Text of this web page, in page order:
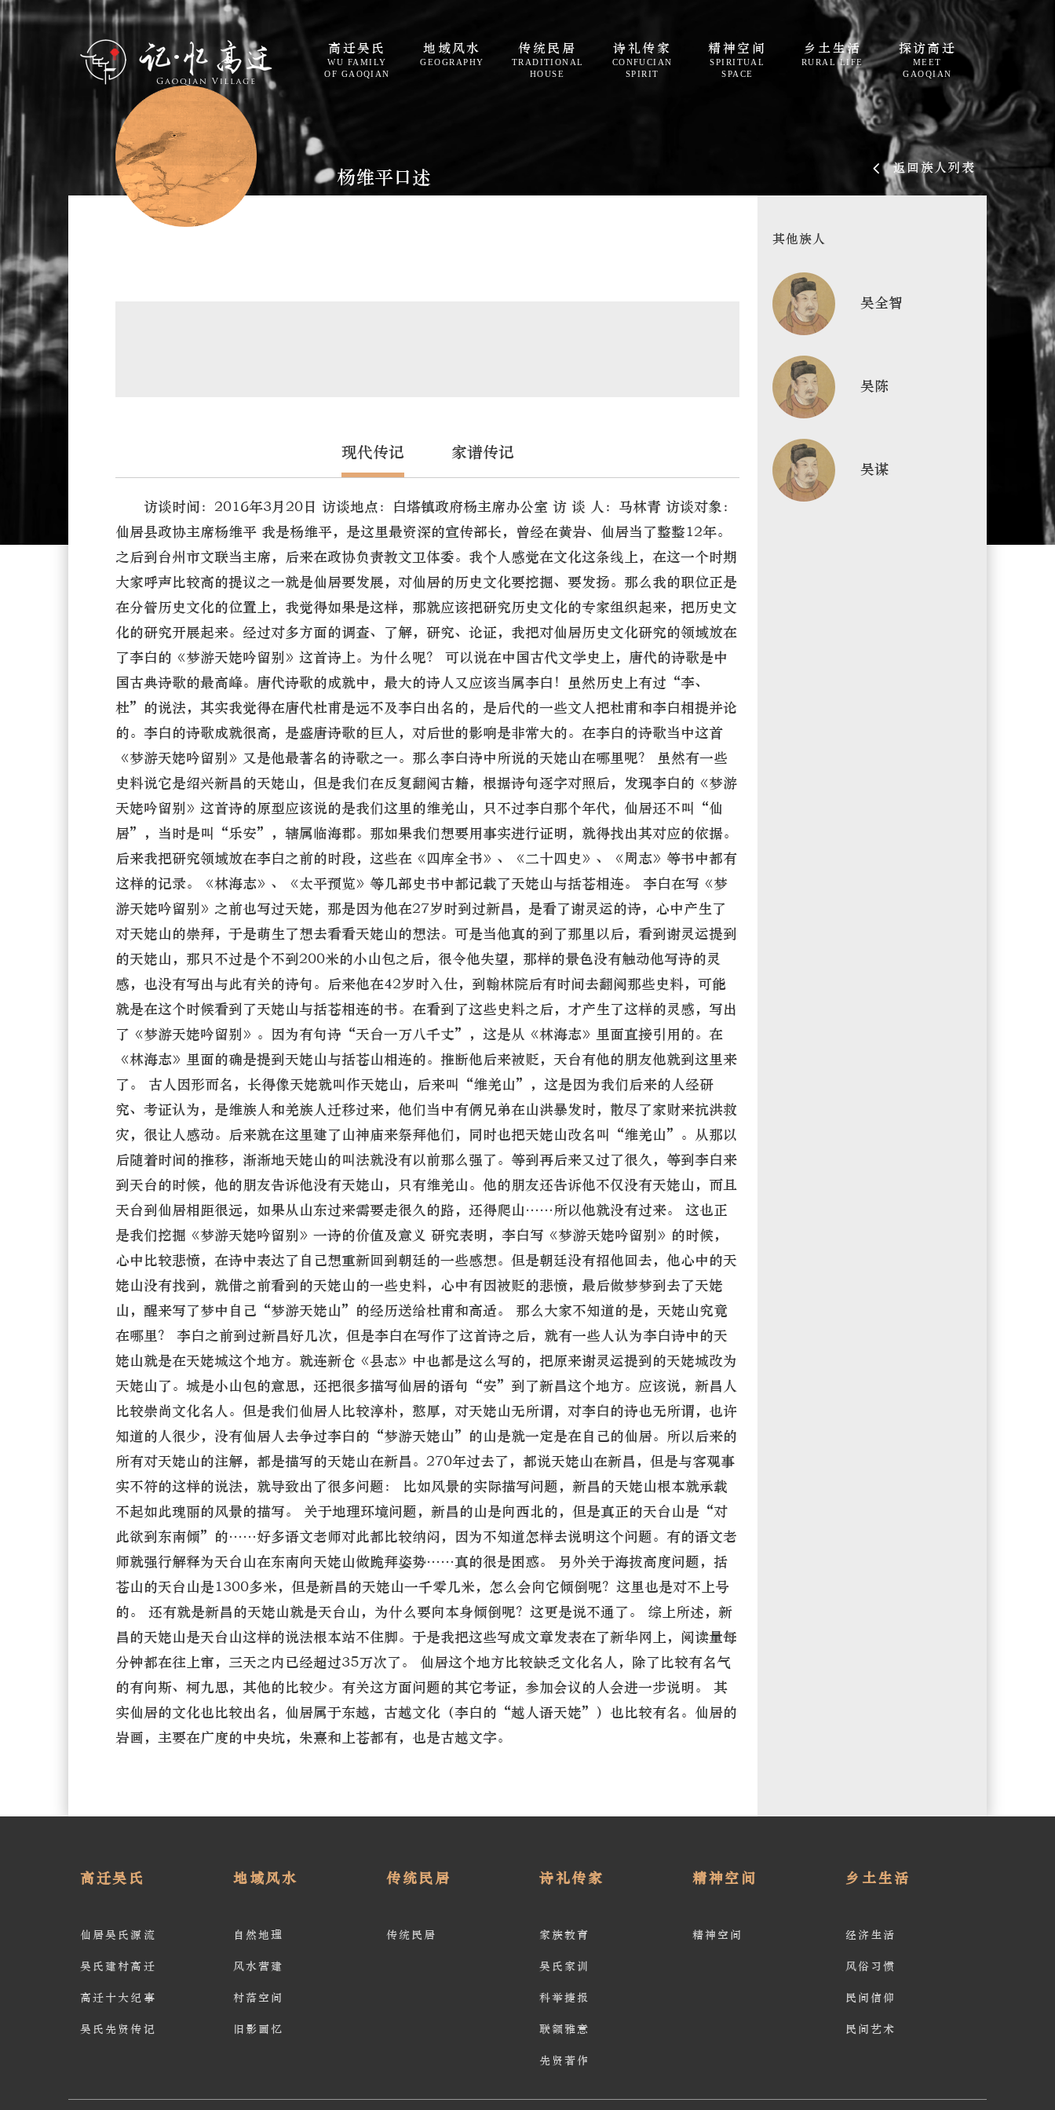
高迁吴氏
WU FAMILY
OF GAOQIAN
地域风水
GEOGRAPHY
传统民居
TRADITIONAL
HOUSE
诗礼传家
CONFUCIAN
SPIRIT
精神空间
SPIRITUAL
SPACE
乡土生活
RURAL LIFE
探访高迁
MEET
GAOQIAN
返回族人列表
杨维平口述
现代传记 家谱传记
访谈时间：2016年3月20日 访谈地点：白塔镇政府杨主席办公室 访 谈 人：马林青 访谈对象：
仙居县政协主席杨维平 我是杨维平，是这里最资深的宣传部长，曾经在黄岩、仙居当了整整12年。
之后到台州市文联当主席，后来在政协负责教文卫体委。我个人感觉在文化这条线上，在这一个时期
大家呼声比较高的提议之一就是仙居要发展，对仙居的历史文化要挖掘、要发扬。那么我的职位正是
在分管历史文化的位置上，我觉得如果是这样，那就应该把研究历史文化的专家组织起来，把历史文
化的研究开展起来。经过对多方面的调查、了解，研究、论证，我把对仙居历史文化研究的领域放在
了李白的《梦游天姥吟留别》这首诗上。为什么呢？ 可以说在中国古代文学史上，唐代的诗歌是中
国古典诗歌的最高峰。唐代诗歌的成就中，最大的诗人又应该当属李白！虽然历史上有过“李、
杜”的说法，其实我觉得在唐代杜甫是远不及李白出名的，是后代的一些文人把杜甫和李白相提并论
的。李白的诗歌成就很高，是盛唐诗歌的巨人，对后世的影响是非常大的。在李白的诗歌当中这首
《梦游天姥吟留别》又是他最著名的诗歌之一。那么李白诗中所说的天姥山在哪里呢？ 虽然有一些
史料说它是绍兴新昌的天姥山，但是我们在反复翻阅古籍，根据诗句逐字对照后，发现李白的《梦游
天姥吟留别》这首诗的原型应该说的是我们这里的维羌山，只不过李白那个年代，仙居还不叫“仙
居”，当时是叫“乐安”，辖属临海郡。那如果我们想要用事实进行证明，就得找出其对应的依据。
后来我把研究领域放在李白之前的时段，这些在《四库全书》、《二十四史》、《周志》等书中都有
这样的记录。《林海志》、《太平预览》等几部史书中都记载了天姥山与括苍相连。 李白在写《梦
游天姥吟留别》之前也写过天姥，那是因为他在27岁时到过新昌，是看了谢灵运的诗，心中产生了
对天姥山的崇拜，于是萌生了想去看看天姥山的想法。可是当他真的到了那里以后，看到谢灵运提到
的天姥山，那只不过是个不到200米的小山包之后，很令他失望，那样的景色没有触动他写诗的灵
感，也没有写出与此有关的诗句。后来他在42岁时入仕，到翰林院后有时间去翻阅那些史料，可能
就是在这个时候看到了天姥山与括苍相连的书。在看到了这些史料之后，才产生了这样的灵感，写出
了《梦游天姥吟留别》。因为有句诗“天台一万八千丈”，这是从《林海志》里面直接引用的。在
《林海志》里面的确是提到天姥山与括苍山相连的。推断他后来被贬，天台有他的朋友他就到这里来
了。 古人因形而名，长得像天姥就叫作天姥山，后来叫“维羌山”，这是因为我们后来的人经研
究、考证认为，是维族人和羌族人迁移过来，他们当中有俩兄弟在山洪暴发时，散尽了家财来抗洪救
灾，很让人感动。后来就在这里建了山神庙来祭拜他们，同时也把天姥山改名叫“维羌山”。从那以
后随着时间的推移，渐渐地天姥山的叫法就没有以前那么强了。等到再后来又过了很久，等到李白来
到天台的时候，他的朋友告诉他没有天姥山，只有维羌山。他的朋友还告诉他不仅没有天姥山，而且
天台到仙居相距很远，如果从山东过来需要走很久的路，还得爬山……所以他就没有过来。 这也正
是我们挖掘《梦游天姥吟留别》一诗的价值及意义 研究表明，李白写《梦游天姥吟留别》的时候，
心中比较悲愤，在诗中表达了自己想重新回到朝廷的一些感想。但是朝廷没有招他回去，他心中的天
姥山没有找到，就借之前看到的天姥山的一些史料，心中有因被贬的悲愤，最后做梦梦到去了天姥
山，醒来写了梦中自己“梦游天姥山”的经历送给杜甫和高适。 那么大家不知道的是，天姥山究竟
在哪里？ 李白之前到过新昌好几次，但是李白在写作了这首诗之后，就有一些人认为李白诗中的天
姥山就是在天姥城这个地方。就连新仓《县志》中也都是这么写的，把原来谢灵运提到的天姥城改为
天姥山了。城是小山包的意思，还把很多描写仙居的语句“安”到了新昌这个地方。应该说，新昌人
比较崇尚文化名人。但是我们仙居人比较淳朴，憨厚，对天姥山无所谓，对李白的诗也无所谓，也许
知道的人很少，没有仙居人去争过李白的“梦游天姥山”的山是就一定是在自己的仙居。所以后来的
所有对天姥山的注解，都是描写的天姥山在新昌。270年过去了，都说天姥山在新昌，但是与客观事
实不符的这样的说法，就导致出了很多问题： 比如风景的实际描写问题，新昌的天姥山根本就承载
不起如此瑰丽的风景的描写。 关于地理环境问题，新昌的山是向西北的，但是真正的天台山是“对
此欲到东南倾”的……好多语文老师对此都比较纳闷，因为不知道怎样去说明这个问题。有的语文老
师就强行解释为天台山在东南向天姥山做跪拜姿势……真的很是困惑。 另外关于海拔高度问题，括
苍山的天台山是1300多米，但是新昌的天姥山一千零几米，怎么会向它倾倒呢？这里也是对不上号
的。 还有就是新昌的天姥山就是天台山，为什么要向本身倾倒呢？这更是说不通了。 综上所述，新
昌的天姥山是天台山这样的说法根本站不住脚。于是我把这些写成文章发表在了新华网上，阅读量每
分钟都在往上窜，三天之内已经超过35万次了。 仙居这个地方比较缺乏文化名人，除了比较有名气
的有向斯、柯九思，其他的比较少。有关这方面问题的其它考证，参加会议的人会进一步说明。 其
实仙居的文化也比较出名，仙居属于东越，古越文化（李白的“越人语天姥”）也比较有名。仙居的
岩画，主要在广度的中央坑，朱熹和上苍都有，也是古越文字。
其他族人
吴全智
吴陈
吴谋
高迁吴氏
仙居吴氏源流
吴氏建村高迁
高迁十大纪事
吴氏先贤传记
地域风水
自然地理
风水营建
村落空间
旧影画忆
传统民居
传统民居
诗礼传家
家族教育
吴氏家训
科举捷报
联额雅意
先贤著作
精神空间
精神空间
乡土生活
经济生活
风俗习惯
民间信仰
民间艺术